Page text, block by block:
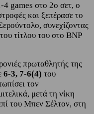
4 games στο 2ο σετ, ο
και ξεπέρασε το
συνεχίζοντας
τίτλου του στο BNP
πρωταθλητής της
6-3, 7-6(4) του
τον
μετά τη νίκη
του Μπεν Σέλτον, στη